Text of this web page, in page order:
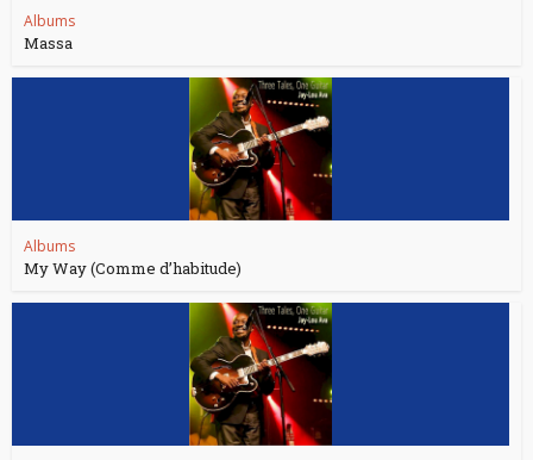
Albums
Massa
Albums
My Way (Comme d’habitude)